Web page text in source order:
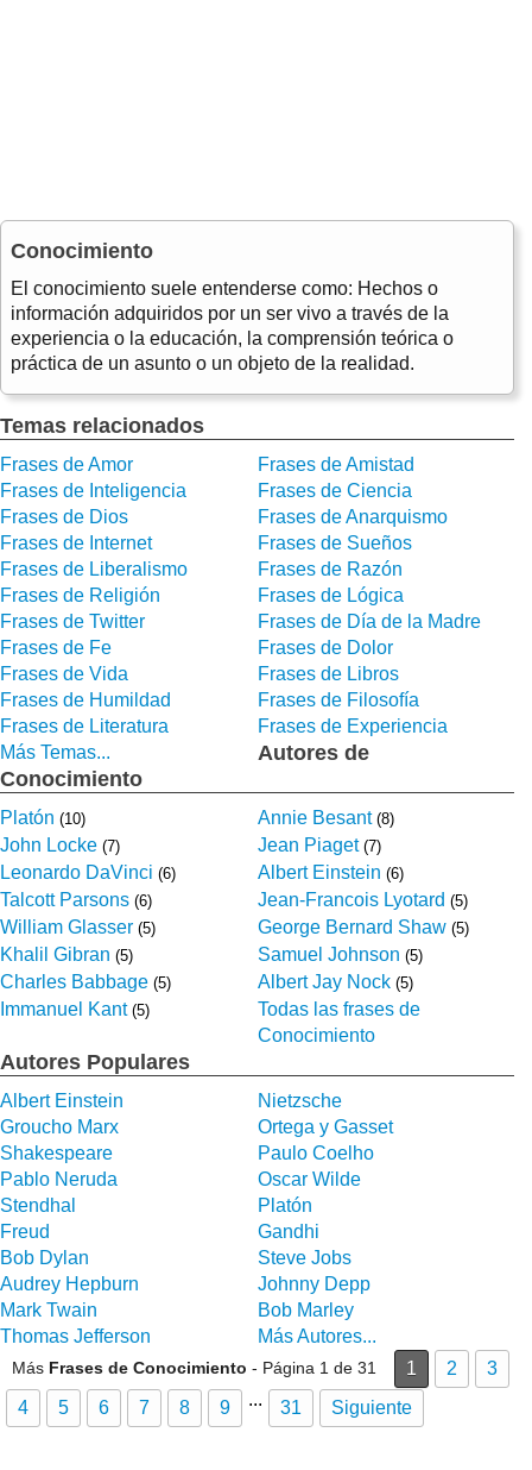
Conocimiento
El conocimiento suele entenderse como: Hechos o
información adquiridos por un ser vivo a través de la
experiencia o la educación, la comprensión teórica o
práctica de un asunto o un objeto de la realidad.
Temas relacionados
Frases de Amor
Frases de Amistad
Frases de Inteligencia
Frases de Ciencia
Frases de Dios
Frases de Anarquismo
Frases de Internet
Frases de Sueños
Frases de Liberalismo
Frases de Razón
Frases de Religión
Frases de Lógica
Frases de Twitter
Frases de Día de la Madre
Frases de Fe
Frases de Dolor
Frases de Vida
Frases de Libros
Frases de Humildad
Frases de Filosofía
Frases de Literatura
Frases de Experiencia
Más Temas...
Autores de
Conocimiento
Platón (10) Annie Besant (8)
John Locke (7) Jean Piaget (7)
Leonardo DaVinci (6) Albert Einstein (6)
Talcott Parsons (6) Jean-Francois Lyotard (5)
William Glasser (5) George Bernard Shaw (5)
Khalil Gibran (5) Samuel Johnson (5)
Charles Babbage (5) Albert Jay Nock (5)
Immanuel Kant (5)
Todas las frases de
Conocimiento
Autores Populares
Albert Einstein
Nietzsche
Groucho Marx
Ortega y Gasset
Shakespeare
Paulo Coelho
Pablo Neruda
Oscar Wilde
Stendhal
Platón
Freud
Gandhi
Bob Dylan
Steve Jobs
Audrey Hepburn
Johnny Depp
Mark Twain
Bob Marley
Thomas Jefferson
Más Autores...
Más Frases de Conocimiento - Página 1 de 31 1 2
3
4
5 6 7 8 9 ... 31 Siguiente